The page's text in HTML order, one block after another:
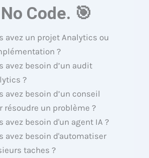
Code. 🎯
avez un projet Analytics ou
?
avez besoin d’un audit
?
avez besoin d’un conseil
résoudre un problème ?
avez besoin d'un agent IA ?
avez besoin d'automatiser
taches ?